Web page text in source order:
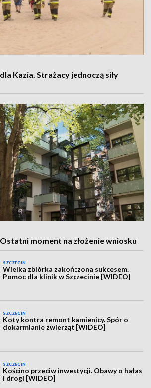
Kazia. Strażacy jednoczą siły
moment na złożenie wniosku
SZCZECIN
Wielka zbiórka zakończona sukcesem.
Pomoc dla klinik w Szczecinie [WIDEO]
SZCZECIN
Koty kontra remont kamienicy. Spór o
dokarmianie zwierząt [WIDEO]
SZCZECIN
Kościno przeciw inwestycji. Obawy o hałas
i drogi [WIDEO]